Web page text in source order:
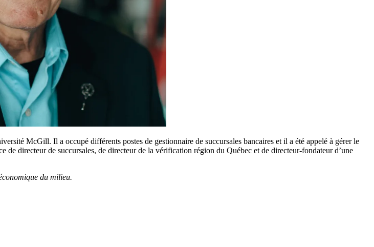
McGill. Il a occupé différents postes de gestionnaire de succursales bancaires et il a été appelé à gérer le
directeur de succursales, de directeur de la vérification région du Québec et de directeur-fondateur d’une
du milieu.